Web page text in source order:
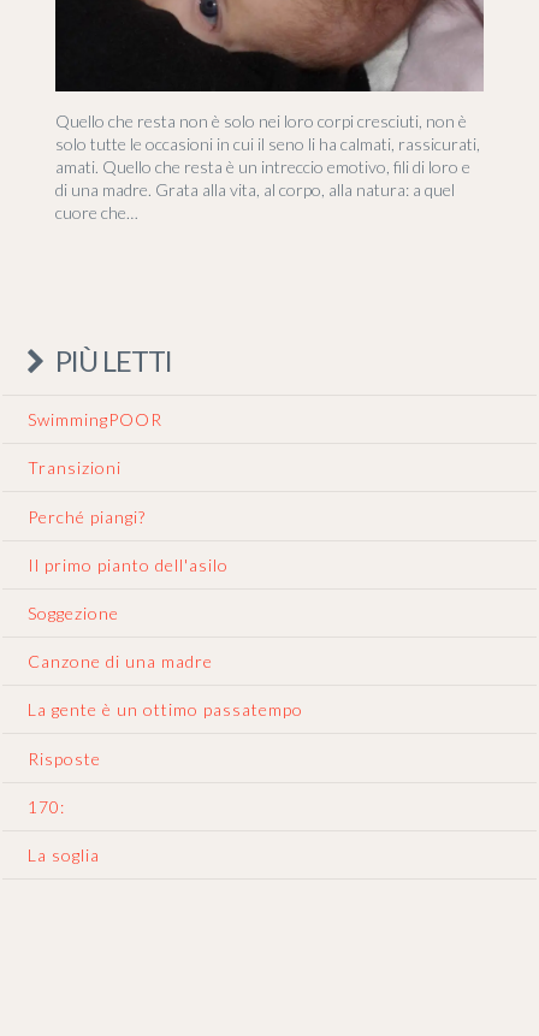
Quello che resta non è solo nei loro corpi cresciuti, non è
solo tutte le occasioni in cui il seno li ha calmati, rassicurati,
amati. Quello che resta è un intreccio emotivo, fili di loro e
di una madre. Grata alla vita, al corpo, alla natura: a quel
cuore che…
PIÙ LETTI
SwimmingPOOR
Transizioni
Perché piangi?
Il primo pianto dell'asilo
Soggezione
Canzone di una madre
La gente è un ottimo passatempo
Risposte
170:
La soglia